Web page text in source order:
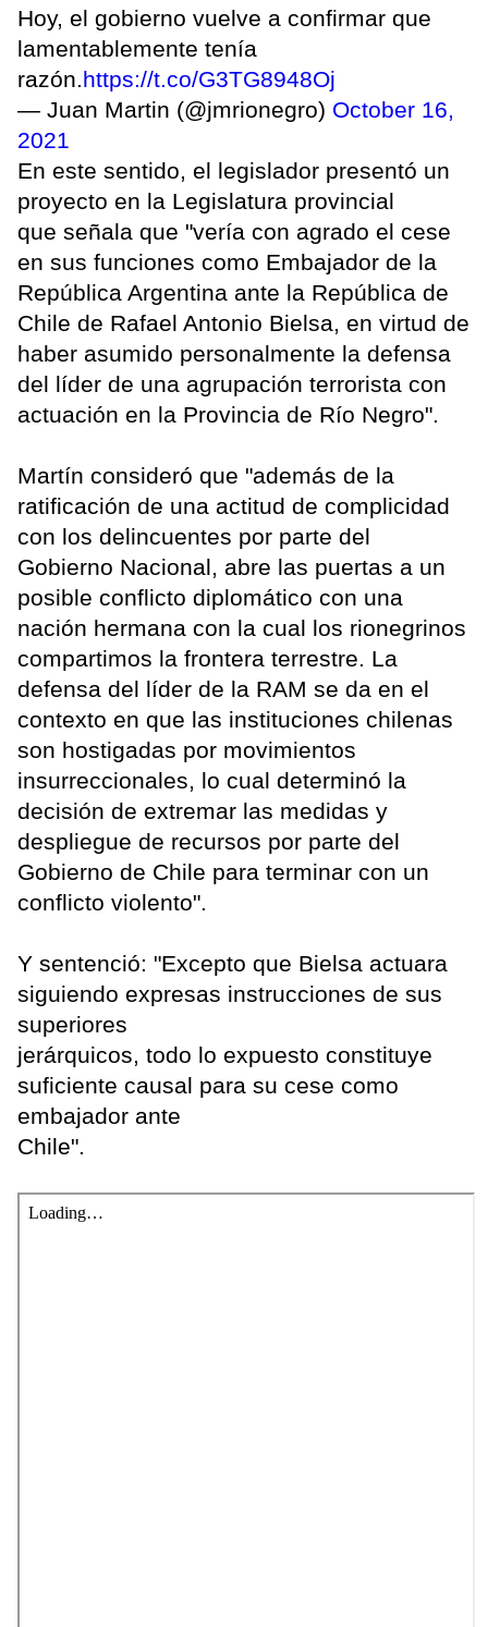
Hoy, el gobierno vuelve a confirmar que
lamentablemente tenía
razón.https://t.co/G3TG8948Oj
— Juan Martin (@jmrionegro) October 16,
2021
En este sentido, el legislador presentó un
proyecto en la Legislatura provincial
que señala que "vería con agrado el cese
en sus funciones como Embajador de la
República Argentina ante la República de
Chile de Rafael Antonio Bielsa, en virtud de
haber asumido personalmente la defensa
del líder de una agrupación terrorista con
actuación en la Provincia de Río Negro".
Martín consideró que "además de la
ratificación de una actitud de complicidad
con los delincuentes por parte del
Gobierno Nacional, abre las puertas a un
posible conflicto diplomático con una
nación hermana con la cual los rionegrinos
compartimos la frontera terrestre. La
defensa del líder de la RAM se da en el
contexto en que las instituciones chilenas
son hostigadas por movimientos
insurreccionales, lo cual determinó la
decisión de extremar las medidas y
despliegue de recursos por parte del
Gobierno de Chile para terminar con un
conflicto violento".
Y sentenció: "Excepto que Bielsa actuara
siguiendo expresas instrucciones de sus
superiores
jerárquicos, todo lo expuesto constituye
suficiente causal para su cese como
embajador ante
Chile".